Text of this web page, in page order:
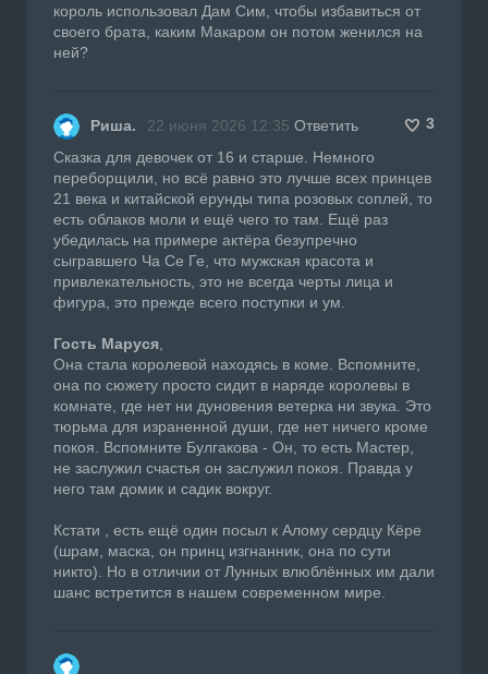
король использовал Дам Сим, чтобы избавиться от
своего брата, каким Макаром он потом женился на
ней?
Риша. 22 июня 2026 12:35 Ответить
3
Сказка для девочек от 16 и старше. Немного
переборщили, но всё равно это лучше всех принцев
21 века и китайской ерунды типа розовых соплей, то
есть облаков моли и ещё чего то там. Ещё раз
убедилась на примере актёра безупречно
сыгравшего Ча Се Ге, что мужская красота и
привлекательность, это не всегда черты лица и
фигура, это прежде всего поступки и ум.
Гость Маруся
Она стала королевой находясь в коме. Вспомните,
она по сюжету просто сидит в наряде королевы в
комнате, где нет ни дуновения ветерка ни звука. Это
тюрьма для израненной души, где нет ничего кроме
покоя. Вспомните Булгакова - Он, то есть Мастер,
не заслужил счастья он заслужил покоя. Правда у
него там домик и садик вокруг.
Кстати , есть ещё один посыл к Алому сердцу Кёре
(шрам, маска, он принц изгнанник, она по сути
никто). Но в отличии от Лунных влюблённых им дали
шанс встретится в нашем современном мире.